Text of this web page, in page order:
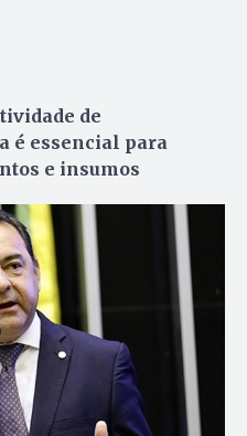
de
é essencial para
e insumos